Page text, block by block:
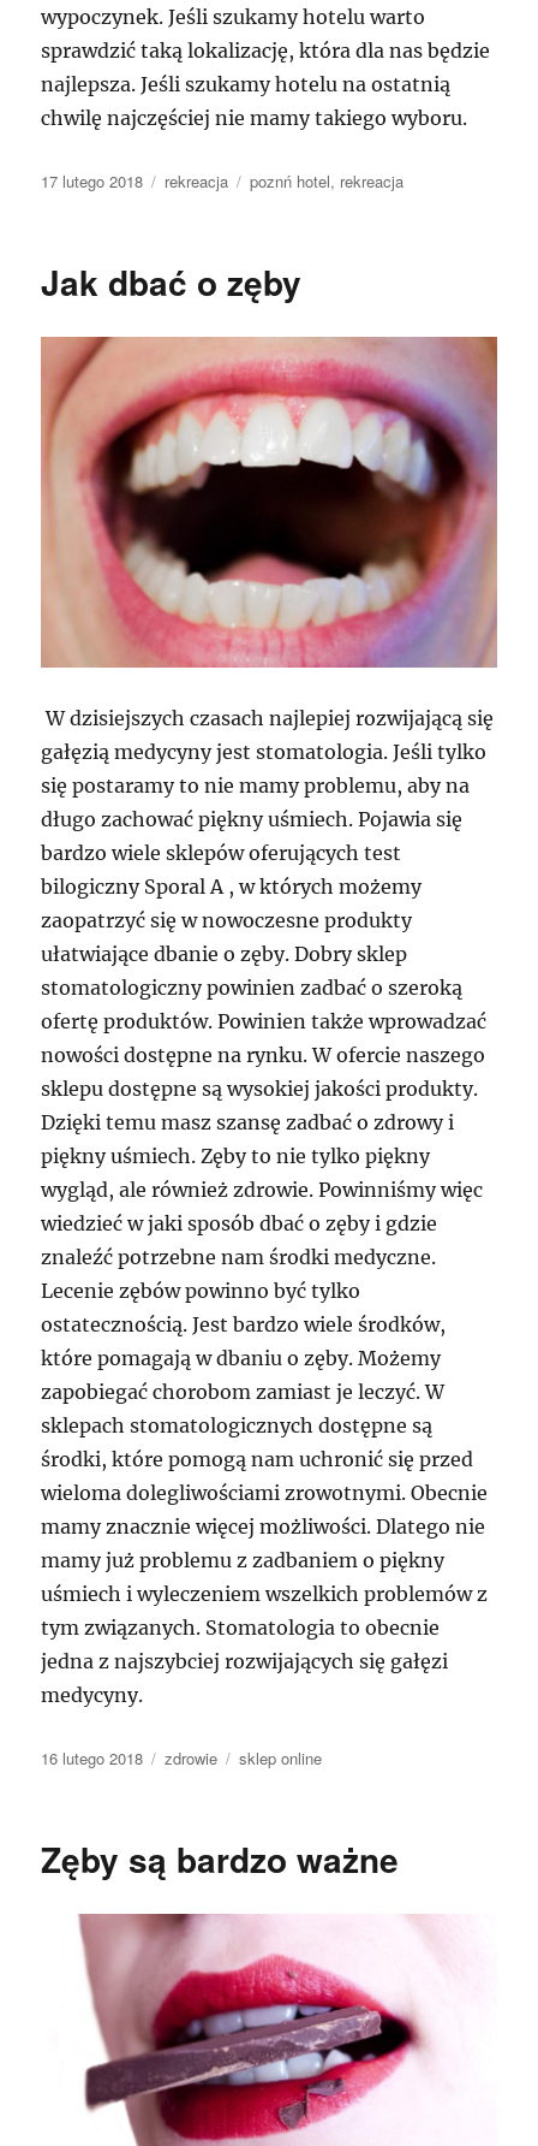
wypoczynek. Jeśli szukamy hotelu warto
sprawdzić taką lokalizację, która dla nas będzie
najlepsza. Jeśli szukamy hotelu na ostatnią
chwilę najczęściej nie mamy takiego wyboru.
Data
17 lutego 2018 Kategorie
rekreacja Tagi
poznń hotel, rekreacja
Jak dbać o zęby
W dzisiejszych czasach najlepiej rozwijającą się
gałęzią medycyny jest stomatologia. Jeśli tylko
się postaramy to nie mamy problemu, aby na
długo zachować piękny uśmiech. Pojawia się
bardzo wiele sklepów oferujących test
bilogiczny Sporal A , w których możemy
zaopatrzyć się w nowoczesne produkty
ułatwiające dbanie o zęby. Dobry sklep
stomatologiczny powinien zadbać o szeroką
ofertę produktów. Powinien także wprowadzać
nowości dostępne na rynku. W ofercie naszego
sklepu dostępne są wysokiej jakości produkty.
Dzięki temu masz szansę zadbać o zdrowy i
piękny uśmiech. Zęby to nie tylko piękny
wygląd, ale również zdrowie. Powinniśmy więc
wiedzieć w jaki sposób dbać o zęby i gdzie
znaleźć potrzebne nam środki medyczne.
Lecenie zębów powinno być tylko
ostatecznością. Jest bardzo wiele środków,
które pomagają w dbaniu o zęby. Możemy
zapobiegać chorobom zamiast je leczyć. W
sklepach stomatologicznych dostępne są
środki, które pomogą nam uchronić się przed
wieloma dolegliwościami zrowotnymi. Obecnie
mamy znacznie więcej możliwości. Dlatego nie
mamy już problemu z zadbaniem o piękny
uśmiech i wyleczeniem wszelkich problemów z
tym związanych. Stomatologia to obecnie
jedna z najszybciej rozwijających się gałęzi
medycyny.
Data
16 lutego 2018 Kategorie
zdrowie Tagi
sklep online
Zęby są bardzo ważne